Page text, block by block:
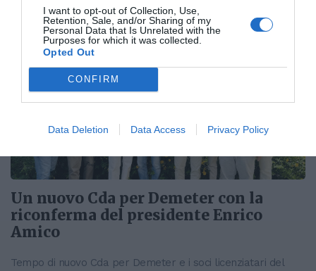
I want to opt-out of Collection, Use,
Retention, Sale, and/or Sharing of my
Personal Data that Is Unrelated with the
Purposes for which it was collected.
Opted Out
CONFIRM
Data Deletion Data Access Privacy Policy
cinquanta adesioni...
Un nuovo Cda per Demeter con la
riconferma del presidente Enrico
Amico
Tempo di nuovo Cda per Demeter e i soci licenziatari del